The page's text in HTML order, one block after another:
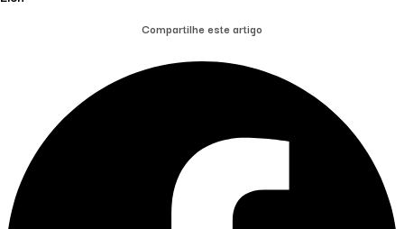
Compartilhe este artigo